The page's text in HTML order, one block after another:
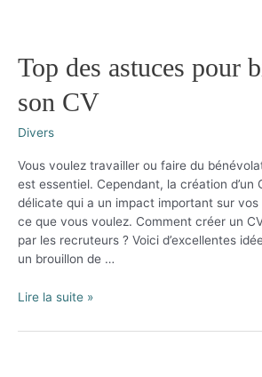
Top des astuces pour
son CV
Divers
Vous voulez travailler ou faire du
est essentiel. Cependant, la création d’un
délicate qui a un impact important sur vos
ce que vous voulez. Comment créer un
par les recruteurs ? Voici d’excellentes
un brouillon de …
Top
astuces
Lire la suite »